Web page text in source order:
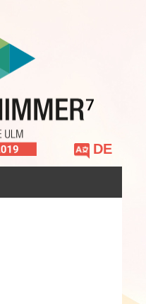
Sprache
auswählen